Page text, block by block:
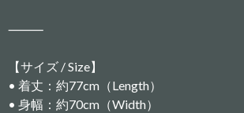
⸻
【サイズ / Size】
• 着丈：約77cm（Length）
• 身幅：約70cm（Width）